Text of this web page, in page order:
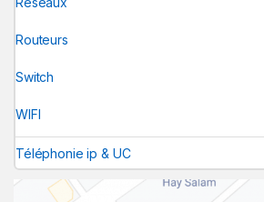
Routeurs
Switch
WIFI
Téléphonie ip & UC